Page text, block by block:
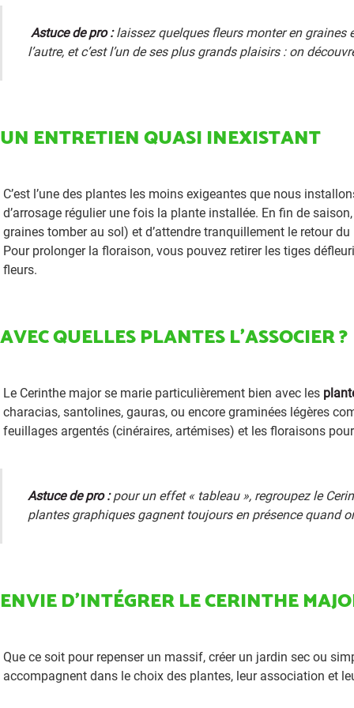
Astuce de pro :laissez quelques fleurs monter en graines
l’autre, et c’est l’un de ses plus grands plaisirs : on
UN ENTRETIEN QUASI INEXISTANT
C’est l’une des plantes les moins exigeantes que nous
d’arrosage régulier une fois la plante installée. En fin de
graines tomber au sol) et d’attendre tranquillement le retour
Pour prolonger la floraison, vous pouvez retirer les tiges
fleurs.
AVEC QUELLES PLANTES L’ASSOCIER ?
Le Cerinthe major se marie particulièrement bien avec les
characias, santolines, gauras, ou encore graminées légères
feuillages argentés (cinéraires, artémises) et les floraisons
Astuce de pro :pour un effet « tableau », regroupez le
plantes graphiques gagnent toujours en présence quand
ENVIE D’INTÉGRER LE CERINTHE
Que ce soit pour repenser un massif, créer un jardin sec ou
accompagnent dans le choix des plantes, leur association et